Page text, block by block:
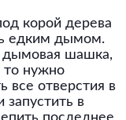
корой дерева
едким дымом.
дымовая шашка,
то нужно
все отверстия в
запустить в